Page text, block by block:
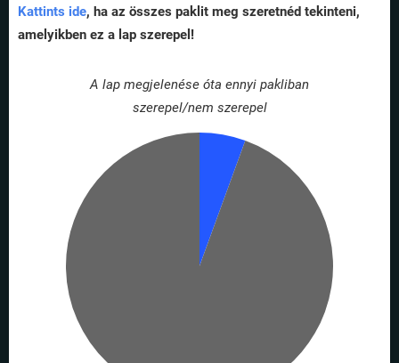
Kattints ide, ha az összes paklit meg szeretnéd tekinteni,
amelyikben ez a lap szerepel!
A lap megjelenése óta ennyi pakliban
szerepel/nem szerepel